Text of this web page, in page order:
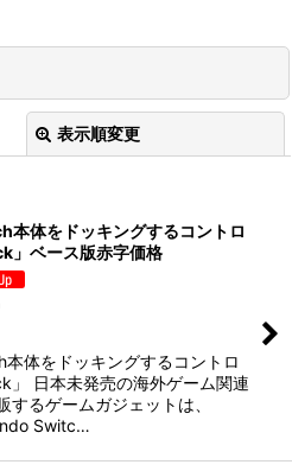
表示順変更
体をドッキングするコントロ
」ベース版赤字価格
体をドッキングするコントロ
」 日本未発売の海外ゲーム関連
するゲームガジェットは、
Switc…